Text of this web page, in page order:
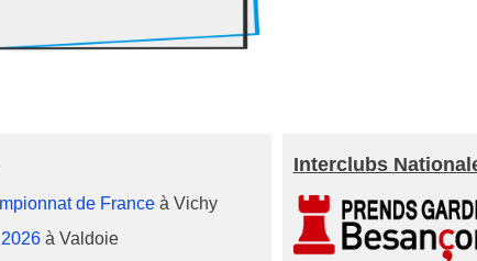
de Franceà Vichy
à Valdoie
Interclubs